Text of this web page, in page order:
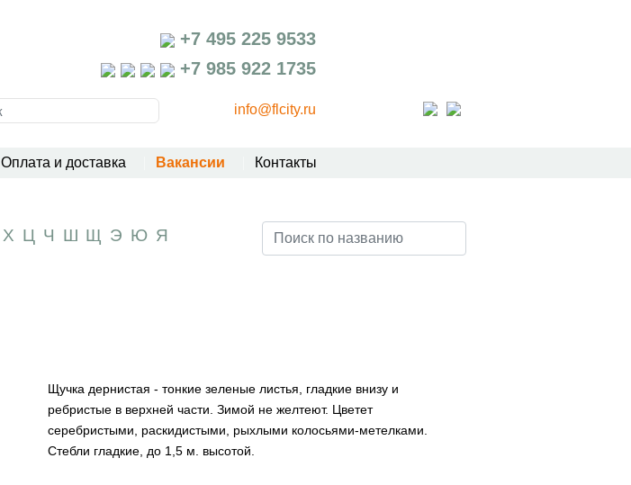
+7 495 225 9533
+7 985 922 1735
info@flcity.ru
Оплата и доставка Вакансии Контакты
Х Ц Ч Ш Щ Э Ю Я
Щучка дернистая - тонкие зеленые листья, гладкие внизу и
ребристые в верхней части. Зимой не желтеют. Цветет
серебристыми, раскидистыми, рыхлыми колосьями-метелками.
Стебли гладкие, до 1,5 м. высотой.